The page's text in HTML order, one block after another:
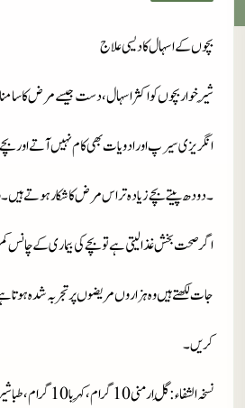
بچوں کے اسہال کا دیسی علاج
شِیر خوار بچوں کو اکثر اسہال، دست جیسے مرض کا سامنا
انگریزی سیرپ اور ادویات بھی کام نہیں آتے اور
۔دودھ پیتے بچے زیادہ تر اس مرض کا شکار ہوتے
اگر صحت بخش غذا لیتی ہے تو بچے کی بیماری کے چانس
جات لکھتے ہیں وہ ہزاروں مریضوں پر تجربہ شدہ ہوتا
کریں۔
نسخہ الشفاء: گِل ارمنی 10 گرام، کِہربا 10 گرام، طباشِیر 10 گرام۔